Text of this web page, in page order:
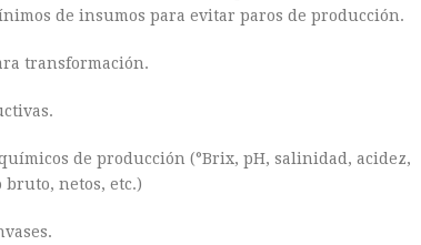
de insumos para evitar paros de producción.
transformación.
de producción (°Brix, pH, salinidad, acidez,
bruto, netos, etc.)